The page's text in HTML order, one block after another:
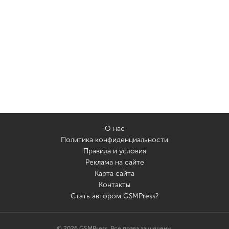
О нас
Политика конфиденциальности
Правила и условия
Реклама на сайте
Карта сайта
Контакты
Стать автором GSMPress?